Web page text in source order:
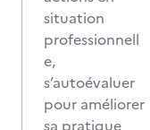
situation
professionnell
e,
s’autoévaluer
pour améliorer
sa pratique